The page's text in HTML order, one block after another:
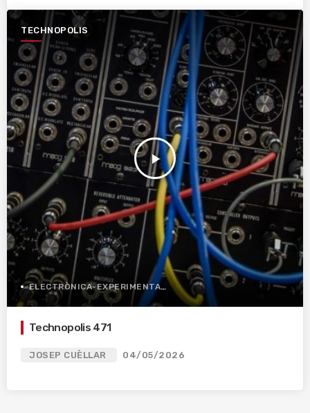
TECHNOPOLIS
play_arrow
ELECTRÒNICA-EXPERIMENTAL
Technopolis 471
JOSEP CUÈLLAR 04/05/2026